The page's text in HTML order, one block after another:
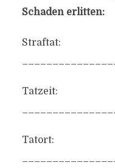
Schaden erlitten:
Straftat:
Tatzeit:
Tatort: